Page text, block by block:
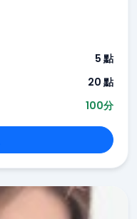
5 點
20 點
100分